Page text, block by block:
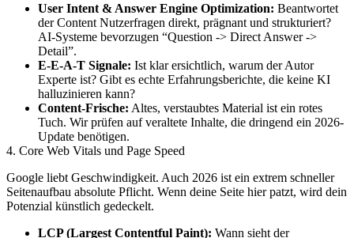
User Intent & Answer Engine Optimization: Beantwortet
der Content Nutzerfragen direkt, prägnant und strukturiert?
AI-Systeme bevorzugen “Question -> Direct Answer ->
Detail”.
E-E-A-T Signale: Ist klar ersichtlich, warum der Autor
Experte ist? Gibt es echte Erfahrungsberichte, die keine KI
halluzinieren kann?
Content-Frische: Altes, verstaubtes Material ist ein rotes
Tuch. Wir prüfen auf veraltete Inhalte, die dringend ein 2026-
Update benötigen.
4. Core Web Vitals und Page Speed
Google liebt Geschwindigkeit. Auch 2026 ist ein extrem schneller
Seitenaufbau absolute Pflicht. Wenn deine Seite hier patzt, wird dein
Potenzial künstlich gedeckelt.
LCP (Largest Contentful Paint): Wann sieht der